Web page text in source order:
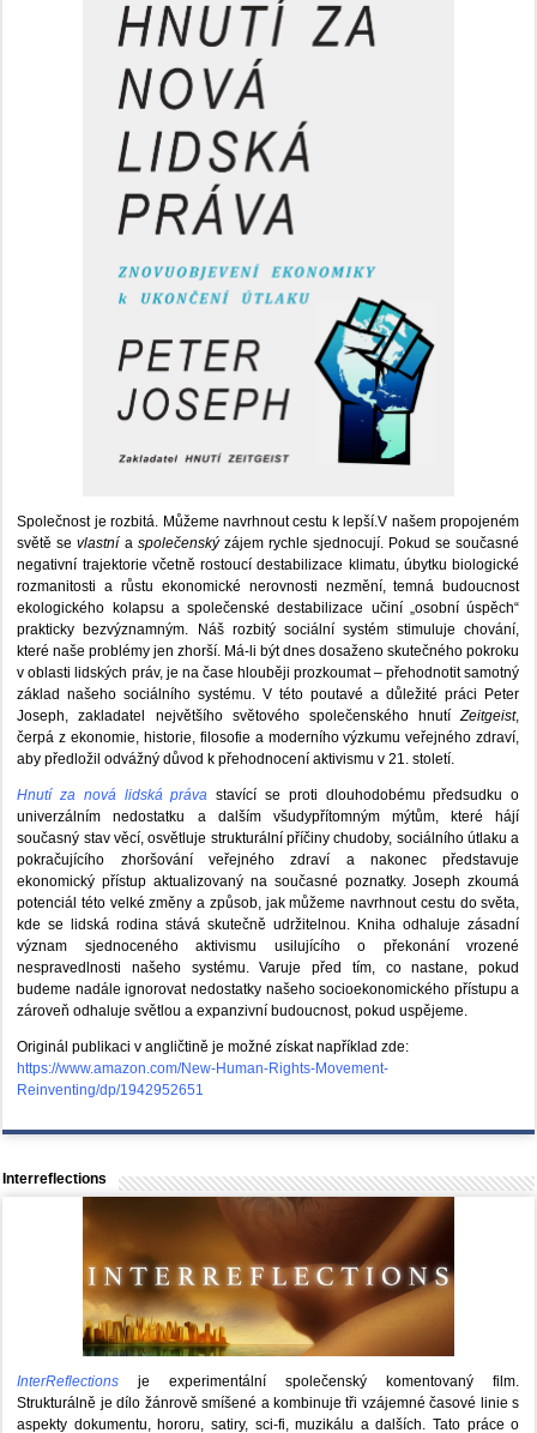
Společnost je rozbitá. Můžeme navrhnout cestu k lepší.V našem propojeném
světě sevlastní a společenskýzájem rychle sjednocují. Pokud se současné
negativní trajektorie včetně rostoucí destabilizace klimatu, úbytku biologické
rozmanitosti a růstu ekonomické nerovnosti nezmění, temná budoucnost
ekologického kolapsu a společenské destabilizace učiní „osobní úspěch“
prakticky bezvýznamným. Náš rozbitý sociální systém stimuluje chování,
které naše problémy jen zhorší. Má-li být dnes dosaženo skutečného pokroku
v oblasti lidských práv, je na čase hlouběji prozkoumat – přehodnotit samotný
základ našeho sociálního systému. V této poutavé a důležité práci Peter
Joseph, zakladatel největšího světového společenského hnutíZeitgeist,
čerpá z ekonomie, historie, filosofie a moderního výzkumu veřejného zdraví,
aby předložil odvážný důvod k přehodnocení aktivismu v 21. století.
Hnutí za nová lidská práva stavící se proti dlouhodobému předsudku o
univerzálním nedostatku a dalším všudypřítomným mýtům, které hájí
současný stav věcí, osvětluje strukturální příčiny chudoby, sociálního útlaku a
pokračujícího zhoršování veřejného zdraví a nakonec představuje
ekonomický přístup aktualizovaný na současné poznatky. Joseph zkoumá
potenciál této velké změny a způsob, jak můžeme navrhnout cestu do světa,
kde se lidská rodina stává skutečně udržitelnou. Kniha odhaluje zásadní
význam sjednoceného aktivismu usilujícího o překonání vrozené
nespravedlnosti našeho systému. Varuje před tím, co nastane, pokud
budeme nadále ignorovat nedostatky našeho socioekonomického přístupu a
zároveň odhaluje světlou a expanzivní budoucnost, pokud uspějeme.
Originál publikaci v angličtině je možné získat například zde:
https://www.amazon.com/New-Human-Rights-Movement-
Reinventing/dp/1942952651
Interreflections
InterReflections je experimentální společenský komentovaný film.
Strukturálně je dílo žánrově smíšené a kombinuje tři vzájemné časové linie s
aspekty dokumentu, hororu, satiry, sci-fi, muzikálu a dalších. Tato práce o